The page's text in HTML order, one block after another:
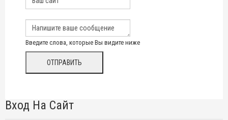
Введите слова, которые Вы видите ниже
Вход На Сайт